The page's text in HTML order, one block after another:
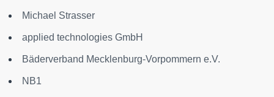
Michael Strasser
applied technologies GmbH
Bäderverband Mecklenburg-Vorpommern e.V.
NB1